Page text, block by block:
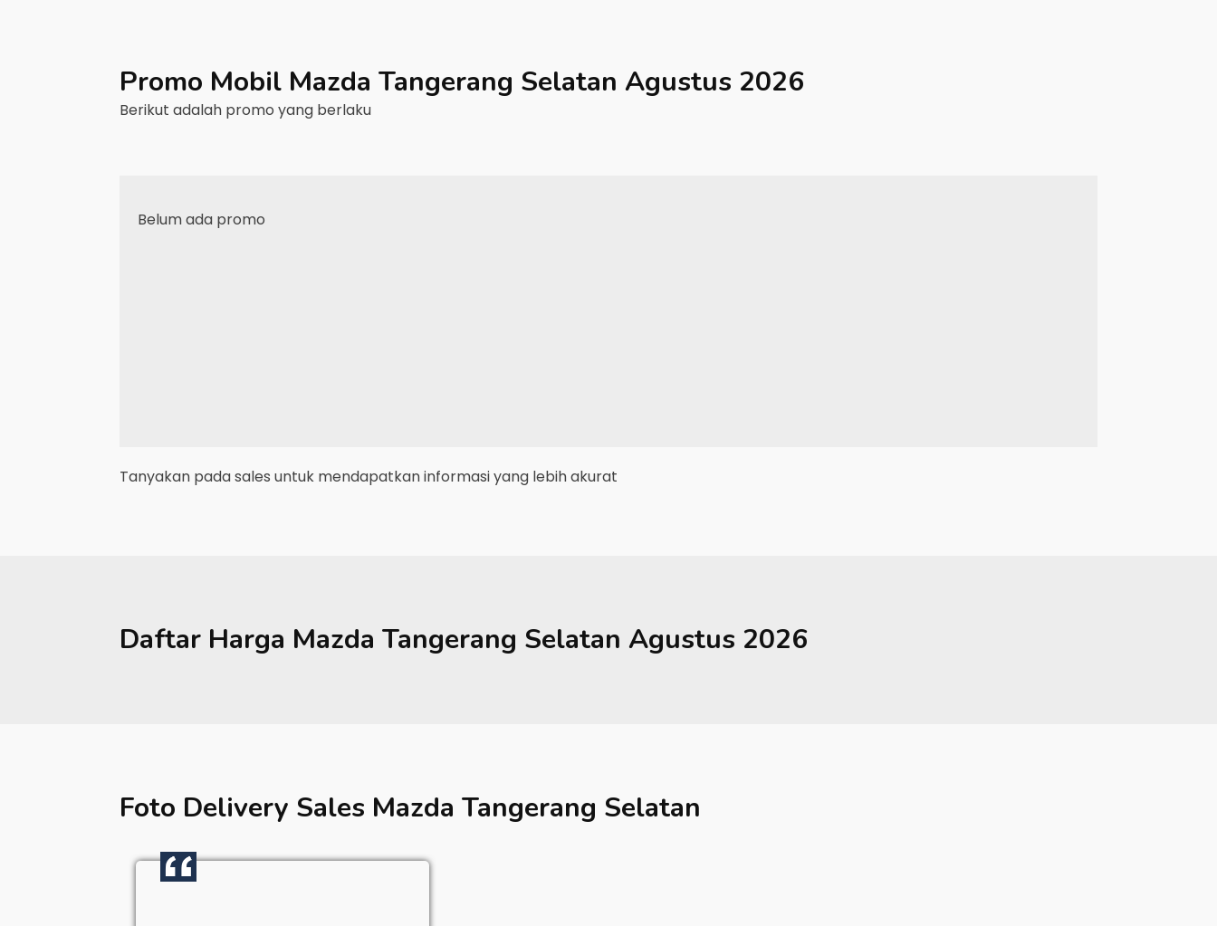
Promo Mobil Mazda Tangerang Selatan Agustus 2026
Berikut adalah promo yang berlaku
Belum ada promo
Tanyakan pada sales untuk mendapatkan informasi yang lebih akurat
Daftar Harga Mazda Tangerang Selatan Agustus 2026
Foto Delivery Sales Mazda Tangerang Selatan